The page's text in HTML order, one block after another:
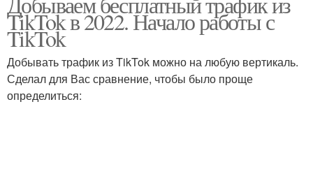
TikTok в 2022. Начало работы с
TikTok
Добывать трафик из TikTok можно на любую вертикаль.
Сделал для Вас сравнение, чтобы было проще
определиться: